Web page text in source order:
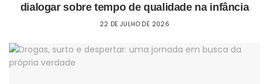
dialogar sobre tempo de qualidade na infância
22 DE JULHO DE 2026